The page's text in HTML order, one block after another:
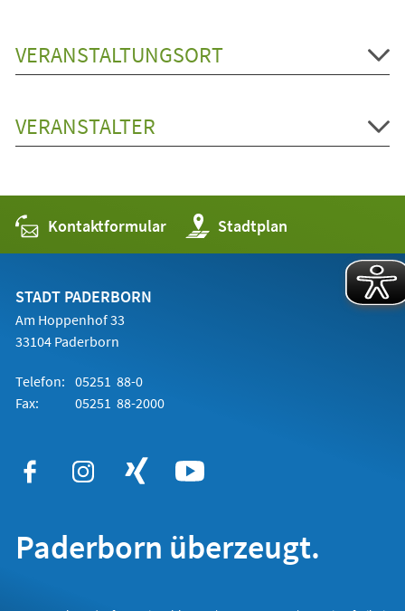
VERANSTALTUNGSORT
VERANSTALTER
Kontaktformular Stadtplan
(Öffnet
in
einem
STADT PADERBORN
Am Hoppenhof 33
33104 Paderborn
Telefon: 05251 88-0
Fax:
05251 88-2000
Paderborn überzeugt.